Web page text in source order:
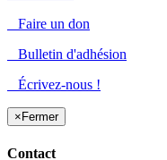
Faire un don
Bulletin d'adhésion
Écrivez-nous !
× Fermer
Contact